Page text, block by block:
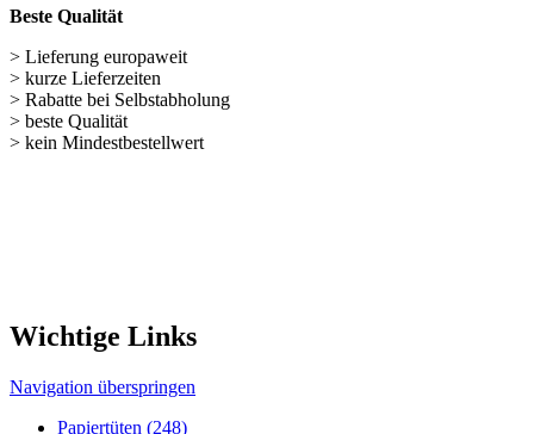
Wichtige Links
Non Woven u. Woven Taschen (203)
Geschenke verpacken (301)
Nützliches für unseren Shop